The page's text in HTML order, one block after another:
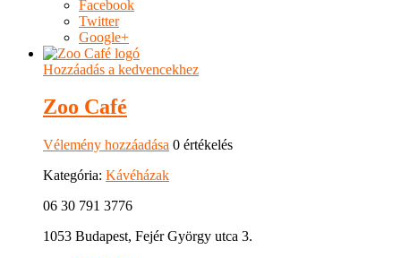
Facebook
Twitter
Google+
Hozzáadás a kedvencekhez
Zoo Café
Vélemény hozzáadása 0 értékelés
Kategória: Kávéházak
06 30 791 3776
1053 Budapest, Fejér György utca 3.